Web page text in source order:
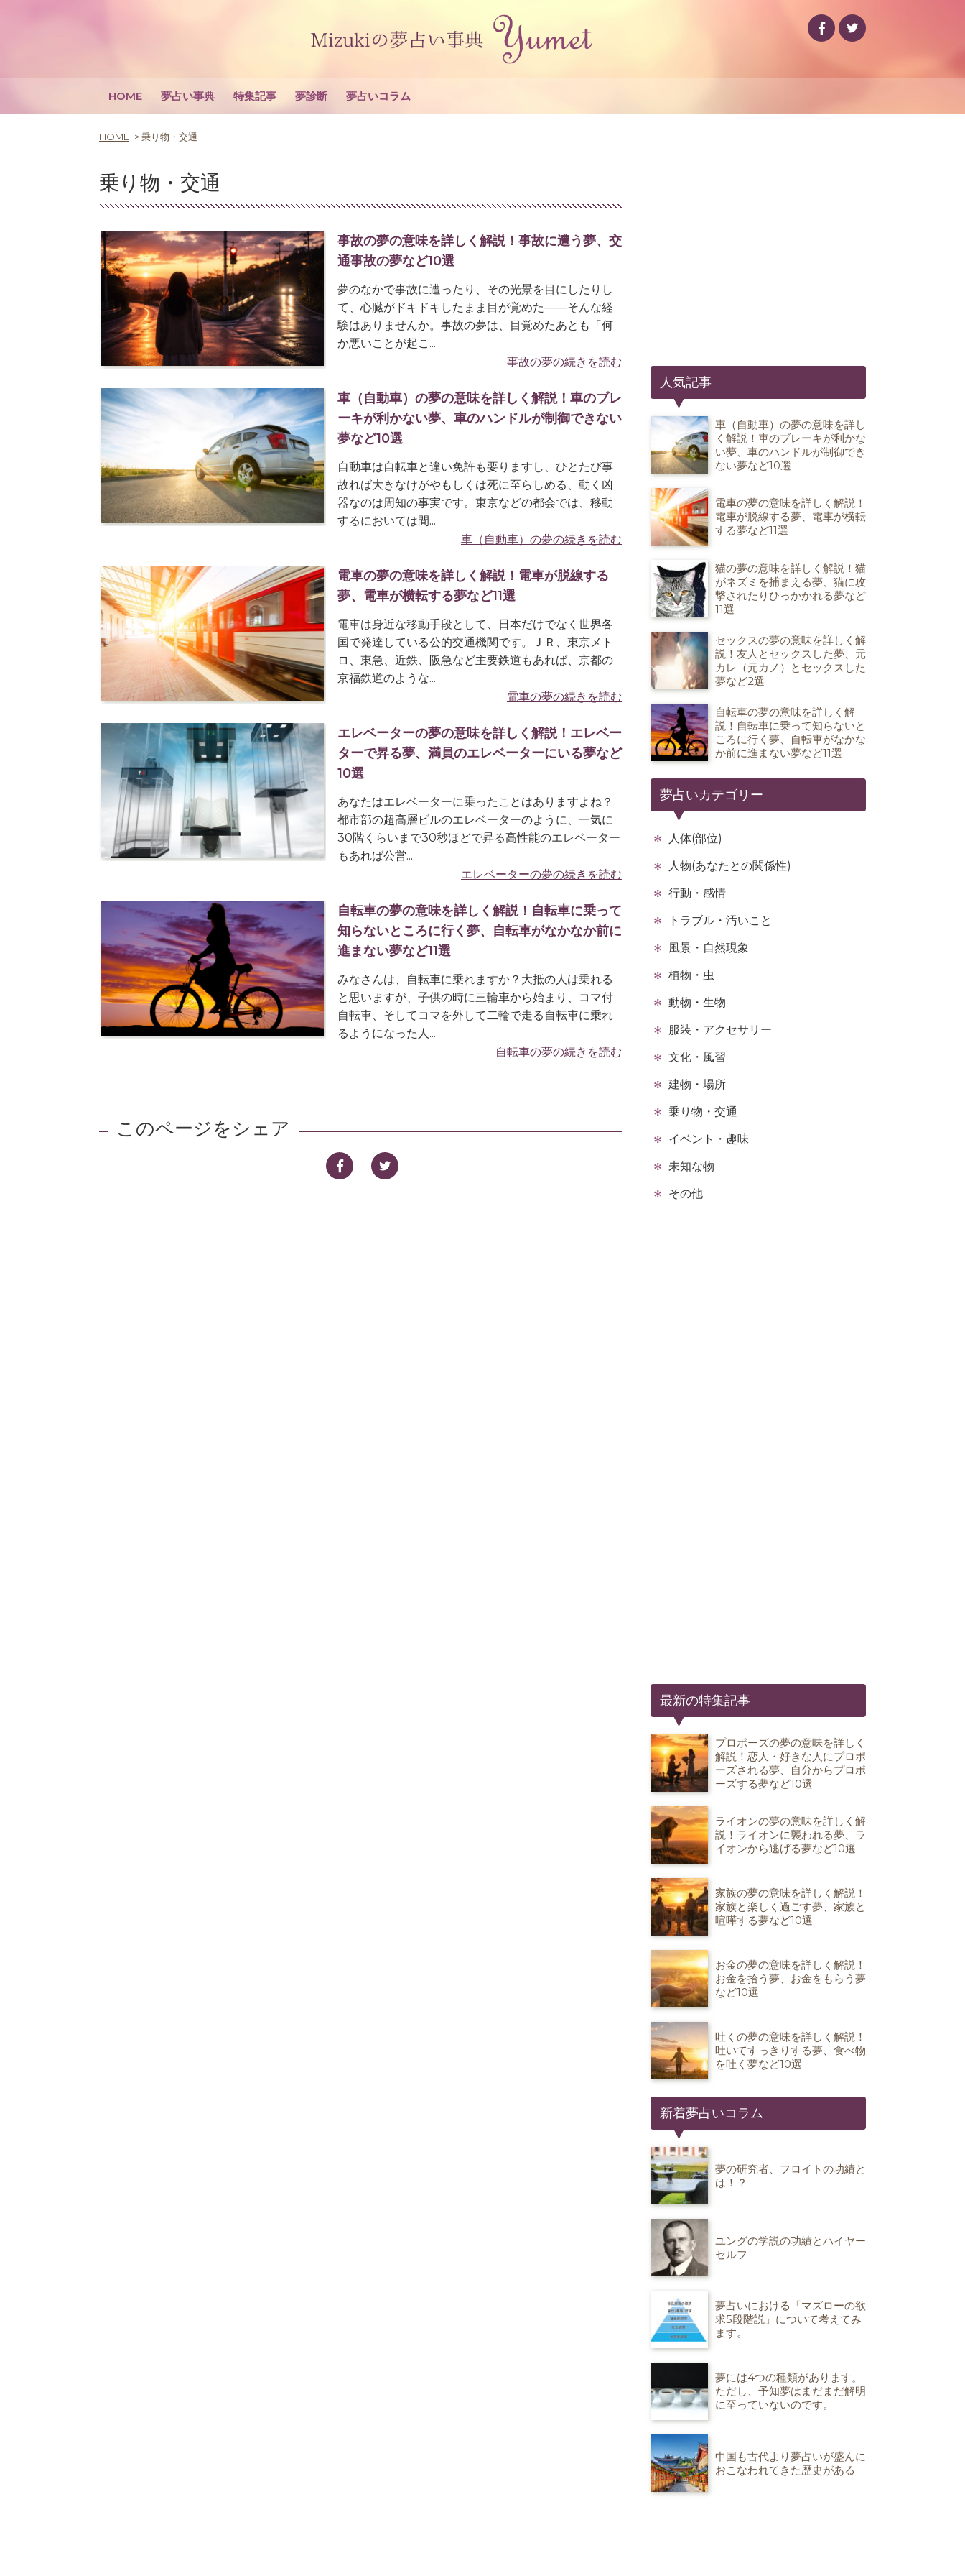
HOME 夢占い事典 特集記事 夢診断 夢占いコラム
HOME 乗り物・交通
乗り物・交通
事故の夢の意味を詳しく解説！事故に遭う夢、交
通事故の夢など10選
夢のなかで事故に遭ったり、その光景を目にしたりし
て、心臓がドキドキしたまま目が覚めた——そんな経
験はありませんか。事故の夢は、目覚めたあとも「何
か悪いことが起こ...
事故の夢の続きを読む
車（自動車）の夢の意味を詳しく解説！車のブレ
ーキが利かない夢、車のハンドルが制御できない
夢など10選
自動車は自転車と違い免許も要りますし、ひとたび事
故れば大きなけがやもしくは死に至らしめる、動く凶
器なのは周知の事実です。東京などの都会では、移動
するにおいては間...
車（自動車）の夢の続きを読む
電車の夢の意味を詳しく解説！電車が脱線する
夢、電車が横転する夢など11選
電車は身近な移動手段として、日本だけでなく世界各
国で発達している公的交通機関です。ＪＲ、東京メト
ロ、東急、近鉄、阪急など主要鉄道もあれば、京都の
京福鉄道のような...
電車の夢の続きを読む
エレベーターの夢の意味を詳しく解説！エレベー
ターで昇る夢、満員のエレベーターにいる夢など
10選
あなたはエレベーターに乗ったことはありますよね？
都市部の超高層ビルのエレベーターのように、一気に
30階くらいまで30秒ほどで昇る高性能のエレベーター
もあれば公営...
エレベーターの夢の続きを読む
自転車の夢の意味を詳しく解説！自転車に乗って
知らないところに行く夢、自転車がなかなか前に
進まない夢など11選
みなさんは、自転車に乗れますか？大抵の人は乗れる
と思いますが、子供の時に三輪車から始まり、コマ付
自転車、そしてコマを外して二輪で走る自転車に乗れ
るようになった人...
自転車の夢の続きを読む
このページをシェア
人気記事
車（自動車）の夢の意味を詳し
く解説！車のブレーキが利かな
い夢、車のハンドルが制御でき
ない夢など10選
電車の夢の意味を詳しく解説！
電車が脱線する夢、電車が横転
する夢など11選
猫の夢の意味を詳しく解説！猫
がネズミを捕まえる夢、猫に攻
撃されたりひっかかれる夢など
11選
セックスの夢の意味を詳しく解
説！友人とセックスした夢、元
カレ（元カノ）とセックスした
夢など2選
自転車の夢の意味を詳しく解
説！自転車に乗って知らないと
ころに行く夢、自転車がなかな
か前に進まない夢など11選
夢占いカテゴリー
人体(部位)
人物(あなたとの関係性)
行動・感情
トラブル・汚いこと
風景・自然現象
植物・虫
動物・生物
服装・アクセサリー
文化・風習
建物・場所
乗り物・交通
イベント・趣味
未知な物
その他
最新の特集記事
プロポーズの夢の意味を詳しく
解説！恋人・好きな人にプロポ
ーズされる夢、自分からプロポ
ーズする夢など10選
ライオンの夢の意味を詳しく解
説！ライオンに襲われる夢、ラ
イオンから逃げる夢など10選
家族の夢の意味を詳しく解説！
家族と楽しく過ごす夢、家族と
喧嘩する夢など10選
お金の夢の意味を詳しく解説！
お金を拾う夢、お金をもらう夢
など10選
吐くの夢の意味を詳しく解説！
吐いてすっきりする夢、食べ物
を吐く夢など10選
新着夢占いコラム
夢の研究者、フロイトの功績と
は！？
ユングの学説の功績とハイヤー
セルフ
夢占いにおける「マズローの欲
求5段階説」について考えてみ
ます。
夢には4つの種類があります。
ただし、予知夢はまだまだ解明
に至っていないのです。
中国も古代より夢占いが盛んに
おこなわれてきた歴史がある